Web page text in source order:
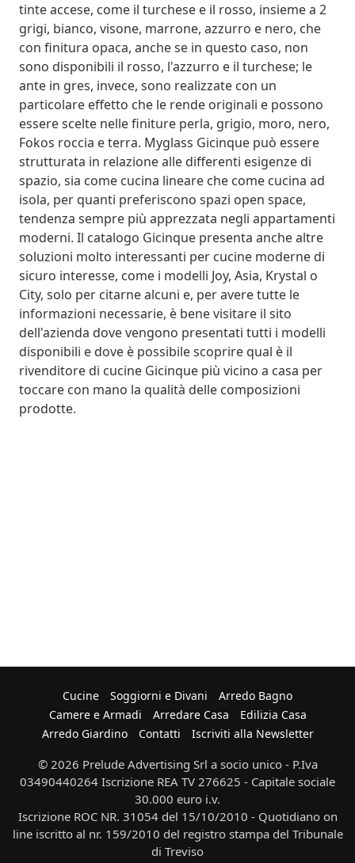
tinte accese, come il turchese e il rosso, insieme a 2
grigi, bianco, visone, marrone, azzurro e nero, che
con finitura opaca, anche se in questo caso, non
sono disponibili il rosso, l'azzurro e il turchese; le
ante in gres, invece, sono realizzate con un
particolare effetto che le rende originali e possono
essere scelte nelle finiture perla, grigio, moro, nero,
Fokos roccia e terra. Myglass Gicinque può essere
strutturata in relazione alle differenti esigenze di
spazio, sia come cucina lineare che come cucina ad
isola, per quanti preferiscono spazi open space,
tendenza sempre più apprezzata negli appartamenti
moderni. Il catalogo Gicinque presenta anche altre
soluzioni molto interessanti per cucine moderne di
sicuro interesse, come i modelli Joy, Asia, Krystal o
City, solo per citarne alcuni e, per avere tutte le
informazioni necessarie, è bene visitare il sito
dell'azienda dove vengono presentati tutti i modelli
disponibili e dove è possibile scoprire qual è il
rivenditore di cucine Gicinque più vicino a casa per
toccare con mano la qualità delle composizioni
prodotte.
Cucine Soggiorni e Divani
Arredo Bagno
Camere e Armadi
Arredare Casa
Edilizia Casa
Arredo Giardino
Contatti Iscriviti alla Newsletter
© 2026 Prelude Advertising Srl a socio unico - P.Iva
03490440264 Iscrizione REA TV 276625 - Capitale sociale
30.000 euro i.v.
Iscrizione ROC NR. 31054 del 15/10/2010 - Quotidiano on
line iscritto al nr. 159/2010 del registro stampa del Tribunale
di Treviso